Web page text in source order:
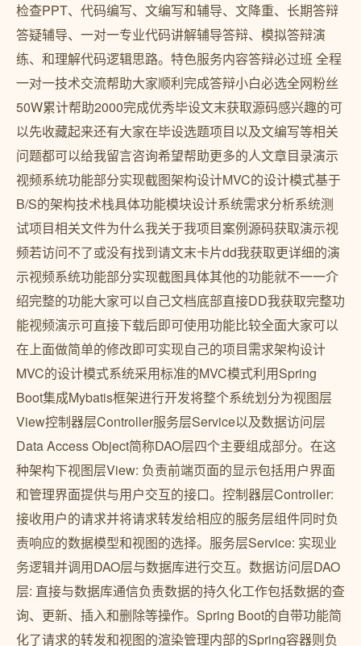
检查PPT、代码编写、文编写和辅导、文降重、长期答辩
答疑辅导、一对一专业代码讲解辅导答辩、模拟答辩演
练、和理解代码逻辑思路。特色服务内容答辩必过班 全程
一对一技术交流帮助大家顺利完成答辩小白必选全网粉丝
50W累计帮助2000完成优秀毕设文末获取源码感兴趣的可
以先收藏起来还有大家在毕设选题项目以及文编写等相关
问题都可以给我留言咨询希望帮助更多的人文章目录演示
视频系统功能部分实现截图架构设计MVC的设计模式基于
B/S的架构技术栈具体功能模块设计系统需求分析系统测
试项目相关文件为什么我关于我项目案例源码获取演示视
频若访问不了或没有找到请文末卡片dd我获取更详细的演
示视频系统功能部分实现截图具体其他的功能就不一一介
绍完整的功能大家可以自己文档底部直接DD我获取完整功
能视频演示可直接下载后即可使用功能比较全面大家可以
在上面做简单的修改即可实现自己的项目需求架构设计
MVC的设计模式系统采用标准的MVC模式利用Spring
Boot集成Mybatis框架进行开发将整个系统划分为视图层
View控制器层Controller服务层Service以及数据访问层
Data Access Object简称DAO层四个主要组成部分。在这
种架构下视图层View: 负责前端页面的显示包括用户界面
和管理界面提供与用户交互的接口。控制器层Controller:
接收用户的请求并将请求转发给相应的服务层组件同时负
责响应的数据模型和视图的选择。服务层Service: 实现业
务逻辑并调用DAO层与数据库进行交互。数据访问层DAO
层: 直接与数据库通信负责数据的持久化工作包括数据的查
询、更新、插入和删除等操作。Spring Boot的自带功能简
化了请求的转发和视图的渲染管理内部的Spring容器则负